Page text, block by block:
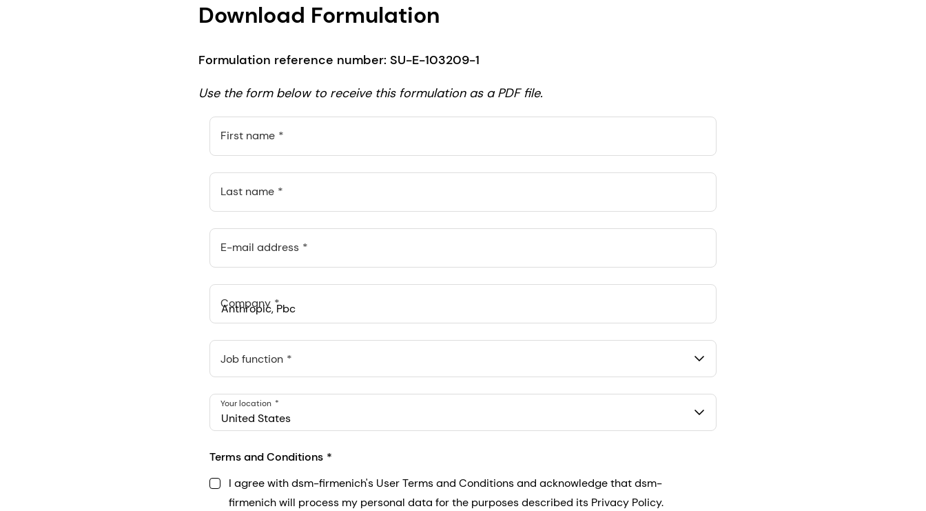
Download Formulation
Formulation reference number: SU-E-103209-1
Use the form below to receive this formulation as a PDF file.
First name
Last name
E-mail address
Company
Anthropic, PBC
548 Market St Pmb 90375, San Francisco, California, US
Job function
United States
Your location
Terms and Conditions
I agree with dsm-firmenich's User Terms and Conditions and acknowledge that dsm-
firmenich will process my personal data for the purposes described its Privacy Policy.